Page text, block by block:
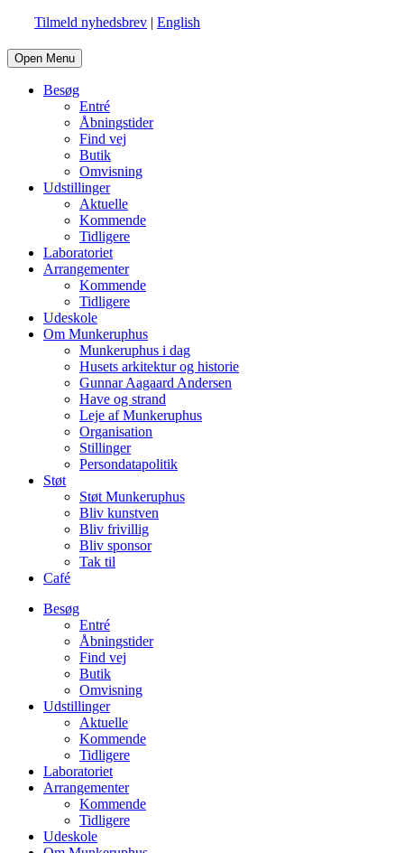
Tilmeld nyhedsbrev | English
Open Menu
Besøg
Entré
Åbningstider
Find vej
Butik
Omvisning
Udstillinger
Aktuelle
Kommende
Tidligere
Laboratoriet
Arrangementer
Kommende
Tidligere
Udeskole
Om Munkeruphus
Munkeruphus i dag
Husets arkitektur og historie
Gunnar Aagaard Andersen
Have og strand
Leje af Munkeruphus
Organisation
Stillinger
Persondatapolitik
Støt
Støt Munkeruphus
Bliv kunstven
Bliv frivillig
Bliv sponsor
Tak til
Café
Besøg
Entré
Åbningstider
Find vej
Butik
Omvisning
Udstillinger
Aktuelle
Kommende
Tidligere
Laboratoriet
Arrangementer
Kommende
Tidligere
Udeskole